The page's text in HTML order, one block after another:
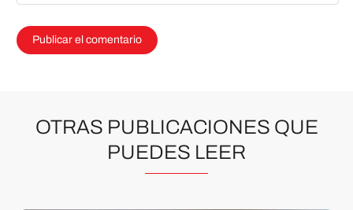
OTRAS PUBLICACIONES QUE
PUEDES LEER